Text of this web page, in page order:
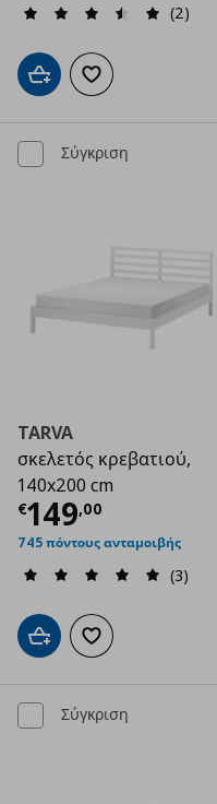
(2)
Προσθήκη στο καλάθι
Προσθήκη στα
Σύγκριση
TARVA
σκελετός κρεβατιού,
140x200 cm
€149,00
Τρέχουσα
745 πόντους ανταμοιβής
(3)
Προσθήκη στο καλάθι
Προσθήκη στα
Σύγκριση